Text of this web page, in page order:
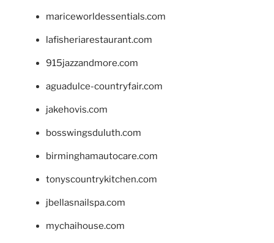
mariceworldessentials.com
lafisheriarestaurant.com
915jazzandmore.com
aguadulce-countryfair.com
jakehovis.com
bosswingsduluth.com
birminghamautocare.com
tonyscountrykitchen.com
jbellasnailspa.com
mychaihouse.com